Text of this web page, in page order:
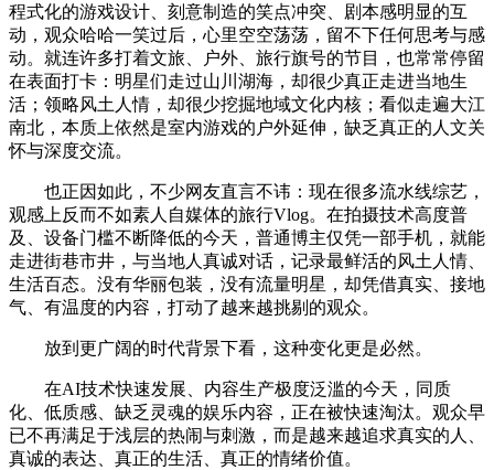
程式化的游戏设计、刻意制造的笑点冲突、剧本感明显的互
动，观众哈哈一笑过后，心里空空荡荡，留不下任何思考与感
动。就连许多打着文旅、户外、旅行旗号的节目，也常常停留
在表面打卡：明星们走过山川湖海，却很少真正走进当地生
活；领略风土人情，却很少挖掘地域文化内核；看似走遍大江
南北，本质上依然是室内游戏的户外延伸，缺乏真正的人文关
怀与深度交流。
也正因如此，不少网友直言不讳：现在很多流水线综艺，
观感上反而不如素人自媒体的旅行Vlog。在拍摄技术高度普
及、设备门槛不断降低的今天，普通博主仅凭一部手机，就能
走进街巷市井，与当地人真诚对话，记录最鲜活的风土人情、
生活百态。没有华丽包装，没有流量明星，却凭借真实、接地
气、有温度的内容，打动了越来越挑剔的观众。
放到更广阔的时代背景下看，这种变化更是必然。
在AI技术快速发展、内容生产极度泛滥的今天，同质
化、低质感、缺乏灵魂的娱乐内容，正在被快速淘汰。观众早
已不再满足于浅层的热闹与刺激，而是越来越追求真实的人、
真诚的表达、真正的生活、真正的情绪价值。